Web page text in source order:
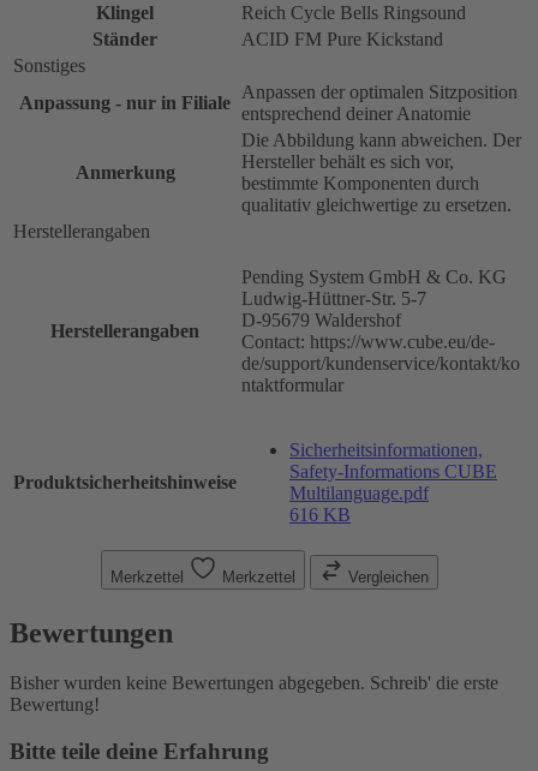
Klingel
Reich Cycle Bells Ringsound
Ständer
ACID FM Pure Kickstand
Sonstiges
Anpassung - nur in Filiale
Anpassen der optimalen Sitzposition
entsprechend deiner Anatomie
Anmerkung
Die Abbildung kann abweichen. Der
Hersteller behält es sich vor,
bestimmte Komponenten durch
qualitativ gleichwertige zu ersetzen.
Herstellerangaben
Herstellerangaben
Pending System GmbH & Co. KG
Ludwig-Hüttner-Str. 5-7
D-95679 Waldershof
Contact: https://www.cube.eu/de-
de/support/kundenservice/kontakt/ko
ntaktformular
Produktsicherheitshinweise
Sicherheitsinformationen,
Safety-Informations CUBE
Multilanguage.pdf
616 KB
Merkzettel Merkzettel Vergleichen
Bewertungen
Bisher wurden keine Bewertungen abgegeben. Schreib' die erste
Bewertung!
Bitte teile deine Erfahrung